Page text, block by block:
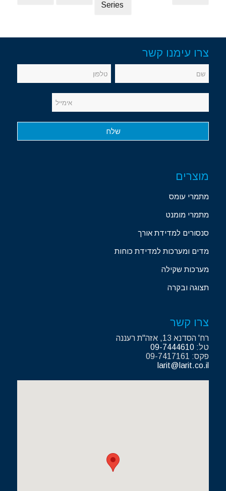
Series
צרו עימנו קשר
מוצרים
מתמרי עומס
מתמרי מומנט
סנסורים למדידת אורך
מדים ומערכות למדידת כוחות
מערכות שקילה
תצוגה ובקרה
צרו קשר
רח' הסדנא 13, אזה"ת רעננה
טל: 09-7444610
פקס: 09-7417161
larit@larit.co.il